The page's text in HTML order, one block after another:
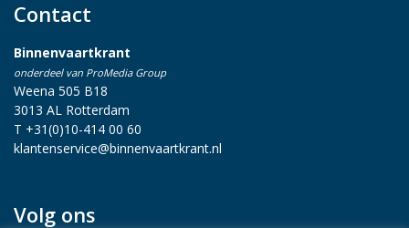
Contact
Binnenvaartkrant
onderdeel van ProMedia Group
Weena 505 B18
3013 AL Rotterdam
T +31(0)10-414 00 60
klantenservice@binnenvaartkrant.nl
Volg ons